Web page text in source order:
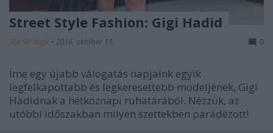
Street Style Fashion: Gigi Hadid
The Strange • 2016. október 11. 0
Íme egy újabb válogatás napjaink egyik
legfelkapottabb és legkeresettebb modeljének, Gigi
Hadidnak a hétköznapi ruhatárából. Nézzük, az
utóbbi időszakban milyen szettekben parádézott!